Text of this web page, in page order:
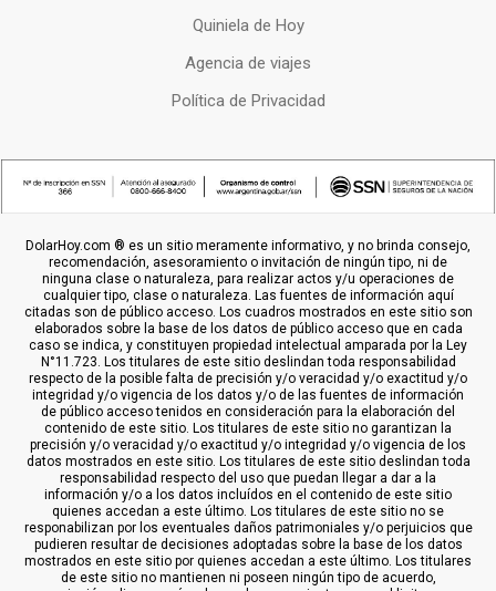
Quiniela de Hoy
Agencia de viajes
Política de Privacidad
DolarHoy.com ® es un sitio meramente informativo, y no brinda consejo,
recomendación, asesoramiento o invitación de ningún tipo, ni de
ninguna clase o naturaleza, para realizar actos y/u operaciones de
cualquier tipo, clase o naturaleza. Las fuentes de información aquí
citadas son de público acceso. Los cuadros mostrados en este sitio son
elaborados sobre la base de los datos de público acceso que en cada
caso se indica, y constituyen propiedad intelectual amparada por la Ley
N°11.723. Los titulares de este sitio deslindan toda responsabilidad
respecto de la posible falta de precisión y/o veracidad y/o exactitud y/o
integridad y/o vigencia de los datos y/o de las fuentes de información
de público acceso tenidos en consideración para la elaboración del
contenido de este sitio. Los titulares de este sitio no garantizan la
precisión y/o veracidad y/o exactitud y/o integridad y/o vigencia de los
datos mostrados en este sitio. Los titulares de este sitio deslindan toda
responsabilidad respecto del uso que puedan llegar a dar a la
información y/o a los datos incluídos en el contenido de este sitio
quienes accedan a este último. Los titulares de este sitio no se
responabilizan por los eventuales daños patrimoniales y/o perjuicios que
pudieren resultar de decisiones adoptadas sobre la base de los datos
mostrados en este sitio por quienes accedan a este último. Los titulares
de este sitio no mantienen ni poseen ningún tipo de acuerdo,